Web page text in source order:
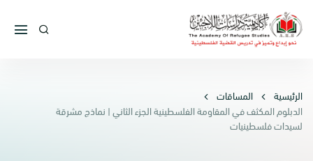
الرئيسية
المساقات
الدبلوم المكثف في المقاومة الفلسطينية الجزء الثاني | نماذج مشرقة
لسيدات فلسطينيات